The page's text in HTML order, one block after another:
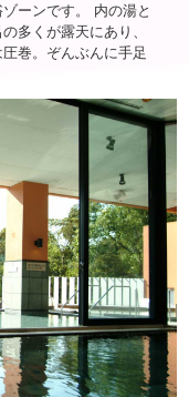
ーンです。 内の湯と
多くが露天にあり、
巻。ぞんぶんに手足